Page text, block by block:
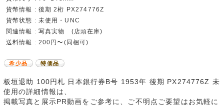
貨幣情報 : 後期 2桁 PX274776Z
貨幣状態 : 未使用・UNC
関連情報 : 写真実物 (店頭在庫)
送料情報 : 200円〜(同梱可)
希少品 特価品
板垣退助 100円札 日本銀行券B号 1953年 後期 PX274776Z 未
使用の詳細情報は、
掲載写真と展示PR動画をご参考に、ご不明点ご要望はお気軽に